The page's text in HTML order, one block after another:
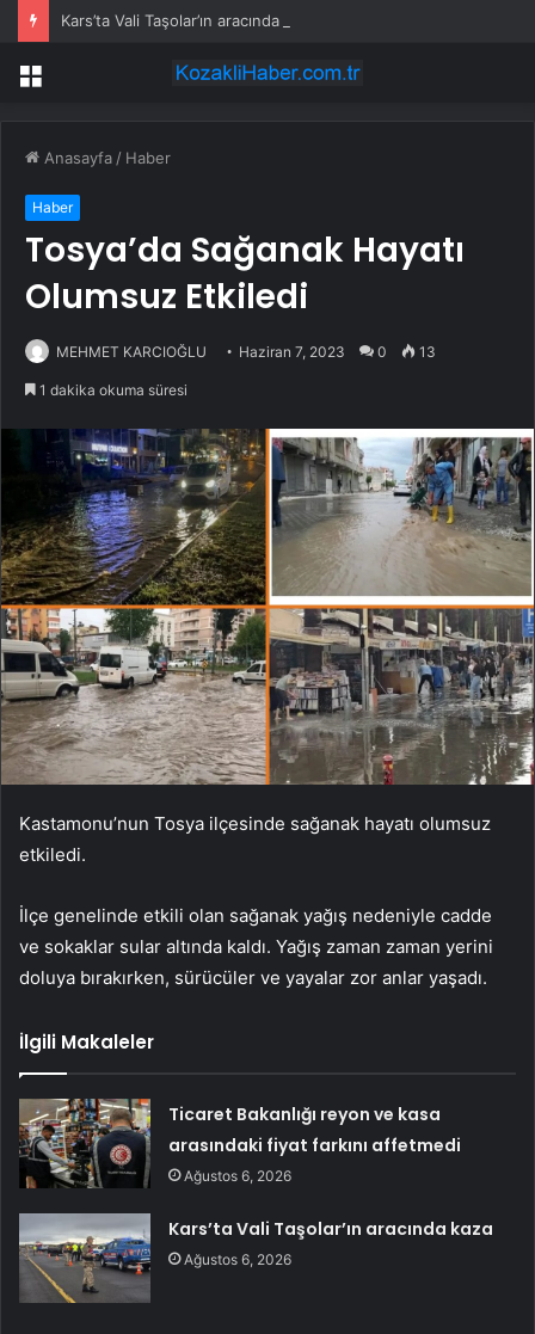
Kars’ta Vali Taşolar’ın aracında kaza
Menü
Anasayfa / Haber
Haber
Tosya’da Sağanak Hayatı
Olumsuz Etkiledi
MEHMET KARCIOĞLU Haziran 7, 2023 0 13
1 dakika okuma süresi
Kastamonu’nun Tosya ilçesinde sağanak hayatı olumsuz
etkiledi.
İlçe genelinde etkili olan sağanak yağış nedeniyle cadde
ve sokaklar sular altında kaldı. Yağış zaman zaman yerini
doluya bırakırken, sürücüler ve yayalar zor anlar yaşadı.
İlgili Makaleler
Ticaret Bakanlığı reyon ve kasa
arasındaki fiyat farkını affetmedi
Ağustos 6, 2026
Kars’ta Vali Taşolar’ın aracında kaza
Ağustos 6, 2026